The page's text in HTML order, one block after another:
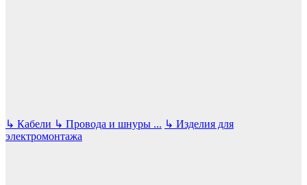
↳ Кабели ↳ Провода и шнуры ... ↳ Изделия для
электромонтажа